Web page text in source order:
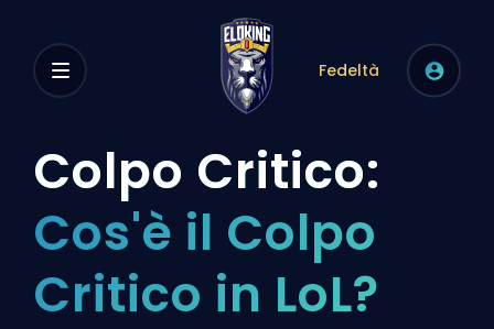
Fedeltà
Colpo Critico:
Cos'è il Colpo
Critico in LoL?